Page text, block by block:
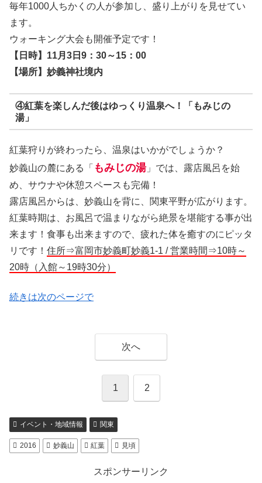
毎年1000人ちかくの人が参加し、盛り上がりを見せてい
ます。
ウォーキング大会も開催予定です！
【日時】11月3日9：30～15：00
【場所】妙義神社境内
④紅葉を楽しんだ後はゆっくり温泉へ！「もみじの
湯」
紅葉狩りが終わったら、温泉はいかがでしょうか？
妙義山の麓にある「 もみじの湯」では、露店風呂を始
め、サウナや休憩スペースも完備！
露店風呂からは、妙義山を背に、関東平野が広がります。
紅葉時期は、お風呂で温まりながら絶景を堪能する事が出
来ます！食事も出来ますので、疲れた体を癒すのにピッタ
リです！ 住所⇒富岡市妙義町妙義1-1 / 営業時間⇒10時～
20時（入館～19時30分）
続きは次のページで
次へ
1 2
イベント・地域情報 関東
2016 妙義山 紅葉 見頃
スポンサーリンク